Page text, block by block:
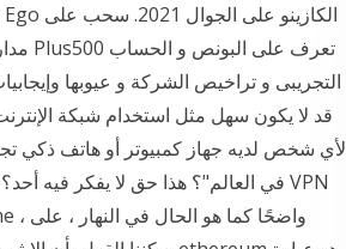
التجريبى و تراخيص الشركة و عيوبها
لأي شخص لديه جهاز كمبيوتر أو هاتف ذكي